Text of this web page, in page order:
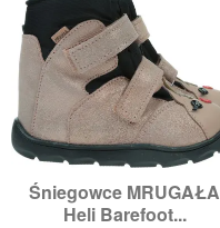
Śniegowce MRUGAŁA
Heli Barefoot...